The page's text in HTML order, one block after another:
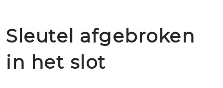
Sleutel afgebroken
in het slot